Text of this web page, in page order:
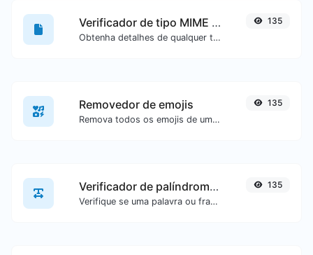
Verificador de tipo MIME de arquivo
Obtenha detalhes de qualquer tipo de arquivo, como o tipo MIME ou a data da última edição.
135
Removedor de emojis
Remova todos os emojis de um texto específico com facilidade.
135
Verificador de palíndromos
Verifique se uma palavra ou frase é um palíndromo (se ela é lida da mesma forma de trás para frente).
135